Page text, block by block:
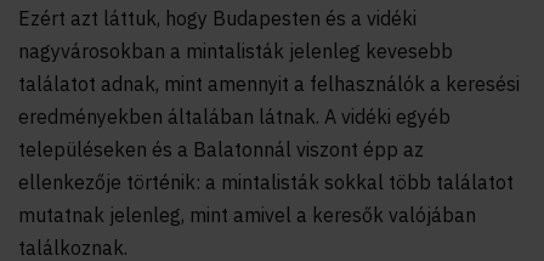
Ezért azt láttuk, hogy Budapesten és a vidéki
nagyvárosokban a mintalisták jelenleg kevesebb
találatot adnak, mint amennyit a felhasználók a keresési
eredményekben általában látnak. A vidéki egyéb
településeken és a Balatonnál viszont épp az
ellenkezője történik: a mintalisták sokkal több találatot
mutatnak jelenleg, mint amivel a keresők valójában
találkoznak.